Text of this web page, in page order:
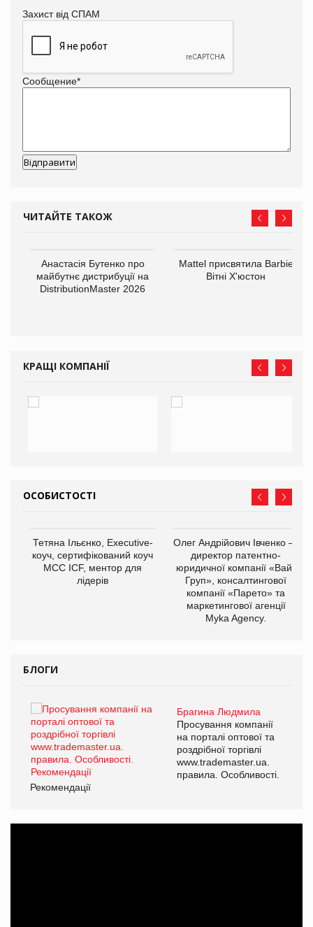
Захист від СПАМ
Сообщение*
ЧИТАЙТЕ ТАКОЖ
Анастасія Бутенко про
майбутнє дистрибуції на
DistributionMaster 2026
Mattel присвятила Barbie
Вітні Х'юстон
КРАЩІ КОМПАНІЇ
ОСОБИСТОСТІ
Тетяна Ільєнко, Executive-
коуч, сертифікований коуч
МСС ICF, ментор для
лідерів
Олег Андрійович Івченко —
директор патентно-
юридичної компанії «Вайз
Груп», консалтингової
компанії «Парето» та
маркетингової агенції
Myka Agency.
БЛОГИ
Брагина Людмила
Просування компанії
на порталі оптової та
роздрібної торгівлі
www.trademaster.ua.
правила. Особливості.
Рекомендації